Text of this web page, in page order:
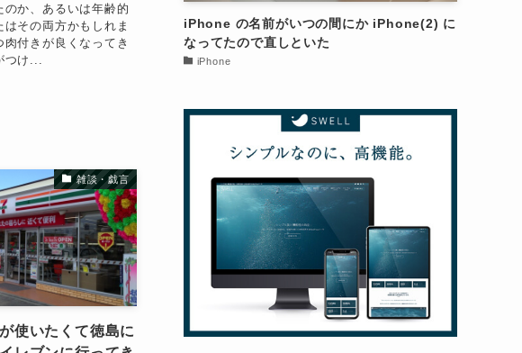
か、あるいは年齢的
その両方かもしれま
付きが良くなってき
け...
雑談・戯言
使いたくて徳島に
iPhone の名前がいつの間にか iPhone(2) に
なってたので直しといた
iPhone